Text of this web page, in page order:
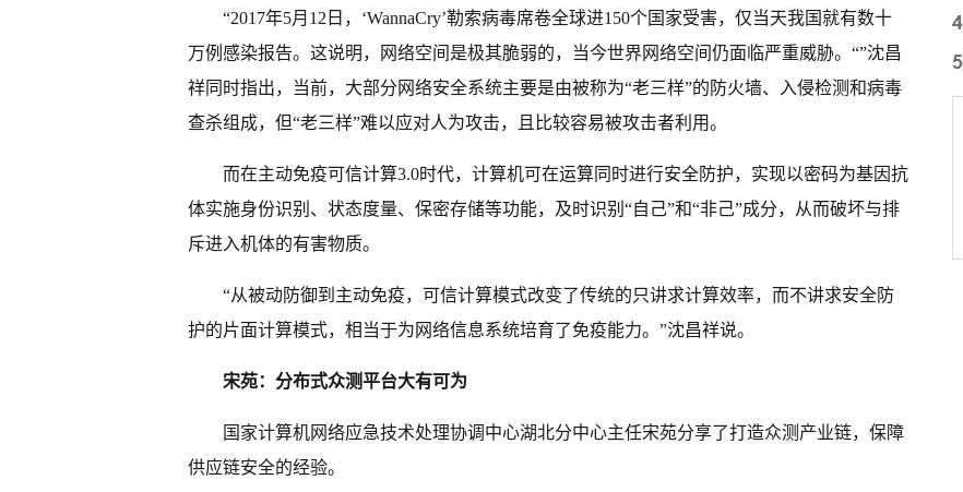
“2017年5月12日，‘WannaCry’勒索病毒席卷全球进150个国家受害，仅当天我国就有数十
万例感染报告。这说明，网络空间是极其脆弱的，当今世界网络空间仍面临严重威胁。“”沈昌
祥同时指出，当前，大部分网络安全系统主要是由被称为“老三样”的防火墙、入侵检测和病毒
查杀组成，但“老三样”难以应对人为攻击，且比较容易被攻击者利用。
而在主动免疫可信计算3.0时代，计算机可在运算同时进行安全防护，实现以密码为基因抗
体实施身份识别、状态度量、保密存储等功能，及时识别“自己”和“非己”成分，从而破坏与排
斥进入机体的有害物质。
“从被动防御到主动免疫，可信计算模式改变了传统的只讲求计算效率，而不讲求安全防
护的片面计算模式，相当于为网络信息系统培育了免疫能力。”沈昌祥说。
宋苑：分布式众测平台大有可为
国家计算机网络应急技术处理协调中心湖北分中心主任宋苑分享了打造众测产业链，保障
供应链安全的经验。